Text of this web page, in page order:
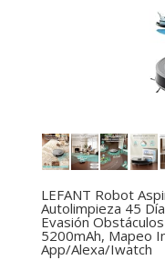
LEFANT Robot
Autolimpieza 45
Evasión
5200mAh, Mapeo
App/Alexa/Iwatch